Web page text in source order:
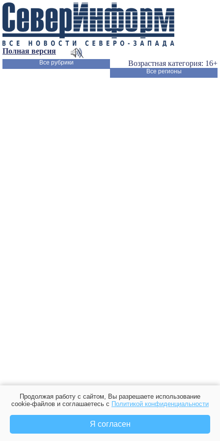
Полная версия
Возрастная категория: 16+
Все рубрики
Все регионы
Продолжая работу с сайтом, Вы разрешаете использование
cookie-файлов и соглашаетесь с Политикой конфиденциальности
Я согласен